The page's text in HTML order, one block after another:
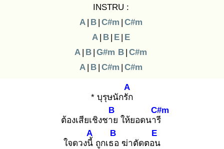
INSTRU :
A | B | C#m | C#m
A | B | E | E
A | B | G#m B | C#m
A | B | C#m | C#m
* บุรุษนักรัก
A
ต้องเสียเชิงชาย
B
ให้ยอดนารี
C#m
ใจดวงนี้
A
ถูกเธอ
B
ฆ่าตัดตอน
E